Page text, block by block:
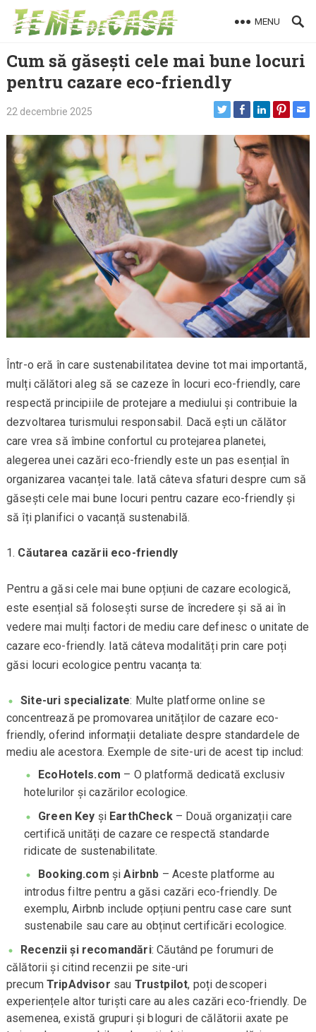
Skip
MENU
Cum să găsești cele mai bune locuri
pentru cazare eco-friendly
22 decembrie 2025
Într-o eră în care sustenabilitatea devine tot mai importantă,
mulți călători aleg să se cazeze în locuri eco-friendly, care
respectă principiile de protejare a mediului și contribuie la
dezvoltarea turismului responsabil. Dacă ești un călător
care vrea să îmbine confortul cu protejarea planetei,
alegerea unei cazări eco-friendly este un pas esențial în
organizarea vacanței tale. Iată câteva sfaturi despre cum să
găsești cele mai bune locuri pentru cazare eco-friendly și
să îți planifici o vacanță sustenabilă.
Căutarea cazării eco-friendly
Pentru a găsi cele mai bune opțiuni de cazare ecologică,
este esențial să folosești surse de încredere și să ai în
vedere mai mulți factori de mediu care definesc o unitate de
cazare eco-friendly. Iată câteva modalități prin care poți
găsi locuri ecologice pentru vacanța ta:
Site-uri specializate: Multe platforme online se
concentrează pe promovarea unităților de cazare eco-
friendly, oferind informații detaliate despre standardele de
mediu ale acestora. Exemple de site-uri de acest tip includ:
EcoHotels.com – O platformă dedicată exclusiv
hotelurilor și cazărilor ecologice.
Green Key și EarthCheck– Două organizații care
certifică unități de cazare ce respectă standarde
ridicate de sustenabilitate.
Booking.com șiAirbnb – Aceste platforme au
introdus filtre pentru a găsi cazări eco-friendly. De
exemplu, Airbnb include opțiuni pentru case care sunt
sustenabile sau care au obținut certificări ecologice.
Recenzii și recomandări: Căutând pe forumuri de
călătorii și citind recenzii pe site-uri
precum TripAdvisor sau Trustpilot, poți descoperi
experiențele altor turiști care au ales cazări eco-friendly. De
asemenea, există grupuri și bloguri de călătorii axate pe